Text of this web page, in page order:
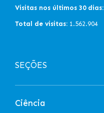
Visitas nos últimos 30 dias:
Total de visitas: 1.562.904
SEÇÕES
Ciência